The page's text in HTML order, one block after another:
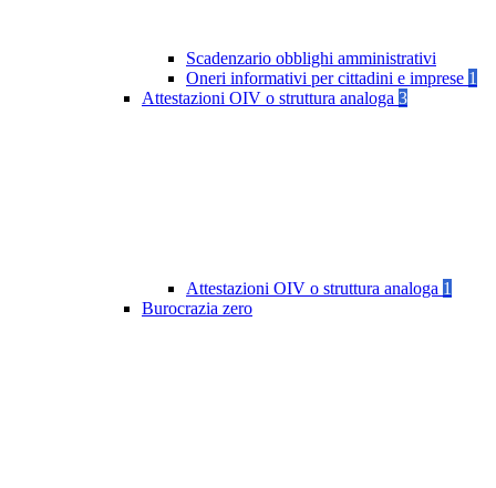
Scadenzario obblighi amministrativi
Oneri informativi per cittadini e imprese 1
Attestazioni OIV o struttura analoga 3
Attestazioni OIV o struttura analoga 1
Burocrazia zero